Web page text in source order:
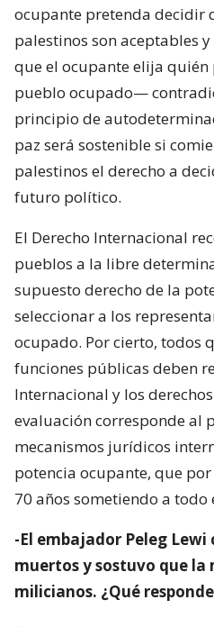
ocupante pretenda decidir
palestinos son aceptables
que el ocupante elija
pueblo ocupado—
principio de
paz será sostenible si
palestinos el derecho a
futuro político.
El Derecho Internacional
pueblos a la libre
supuesto derecho de la
seleccionar a los
ocupado. Por cierto, todos
funciones públicas deben
Internacional y los
evaluación corresponde al
mecanismos jurídicos
potencia ocupante, que
70 años sometiendo a
-El embajador Peleg
muertos y sostuvo que la
milicianos. ¿Qué